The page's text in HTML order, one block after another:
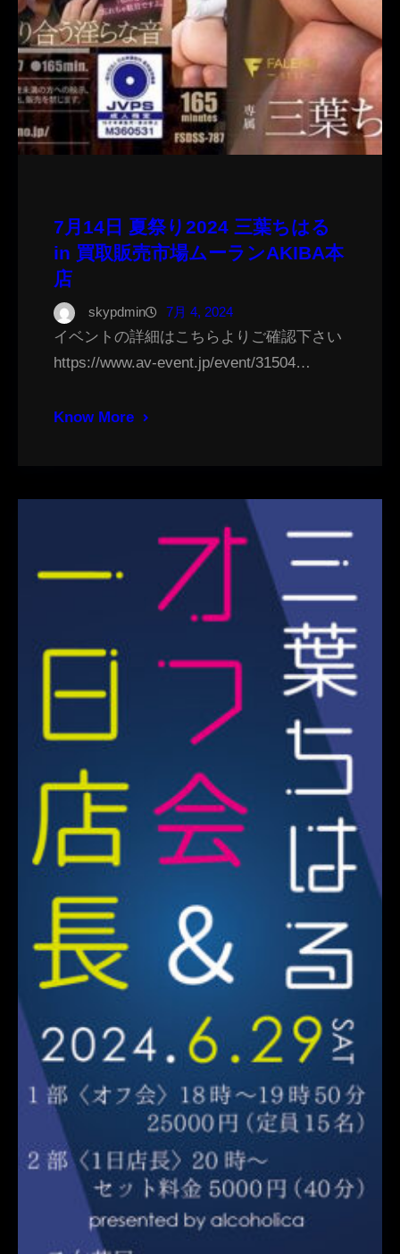
7月14日 夏祭り2024 三葉ちはる
in 買取販売市場ムーランAKIBA本
店
skypdmin 7月 4, 2024
イベントの詳細はこちらよりご確認下さい
https://www.av-event.jp/event/31504…
Know More